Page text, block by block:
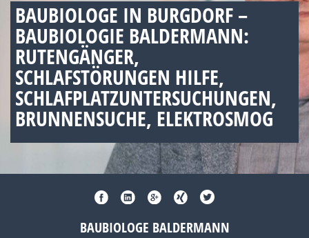
BAUBIOLOGE IN BURGDORF –
BAUBIOLOGIE BALDERMANN:
RUTENGÄNGER,
SCHLAFSTÖRUNGEN HILFE,
SCHLAFPLATZUNTERSUCHUNGEN,
BRUNNENSUCHE, ELEKTROSMOG
BAUBIOLOGE BALDERMANN